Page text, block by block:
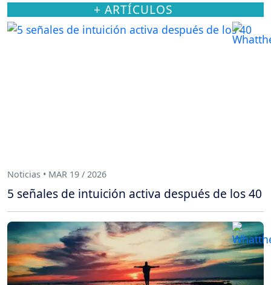
+ ARTÍCULOS
Noticias • MAR 19 / 2026
5 señales de intuición activa después de los 40